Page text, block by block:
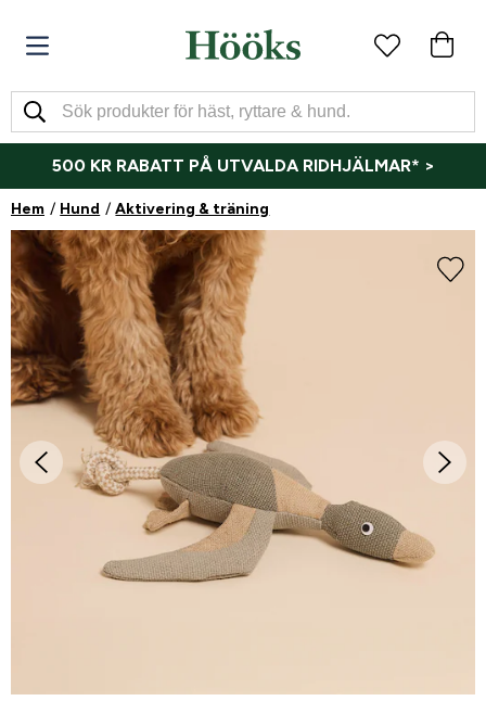
500 KR RABATT PÅ UTVALDA RIDHJÄLMAR* >
Hem Hund Aktivering & träning